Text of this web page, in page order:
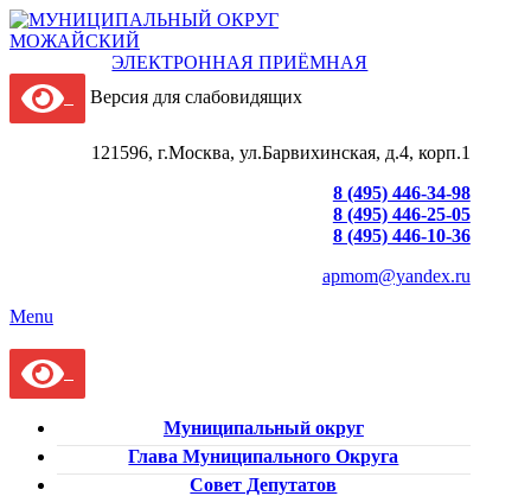
ЭЛЕКТРОННАЯ ПРИЁМНАЯ
Версия для слабовидящих
121596, г.Москва, ул.Барвихинская, д.4, корп.1
8 (495) 446-34-98
8 (495) 446-25-05
8 (495) 446-10-36
apmom@yandex.ru
Menu
Муниципальный округ
Глава Муниципального Округа
Совет Депутатов